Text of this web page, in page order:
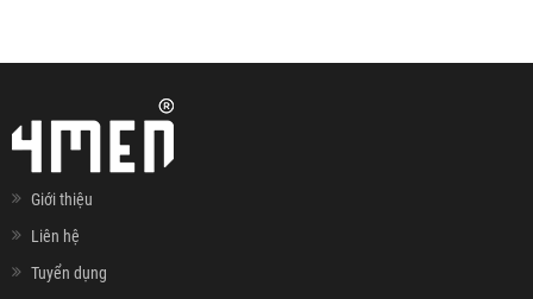
Giới thiệu
Liên hệ
Tuyển dụng